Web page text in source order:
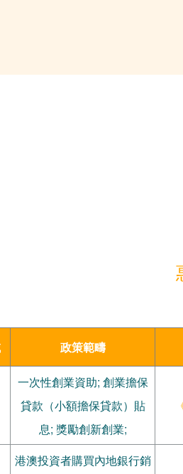
政策範疇
一次性創業資助; 創業擔保
貸款（小額擔保貸款）貼
息; 獎勵創新創業;
港澳投資者購買內地銀行銷